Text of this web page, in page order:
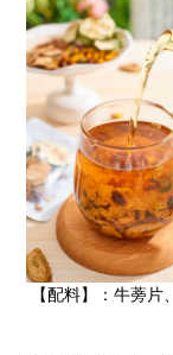
【配料】：牛蒡片